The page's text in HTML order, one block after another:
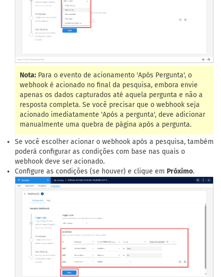
Nota: Para o evento de acionamento 'Após Pergunta', o
webhook é acionado no final da pesquisa, embora envie
apenas os dados capturados até aquela pergunta e não a
resposta completa. Se você precisar que o webhook seja
acionado imediatamente 'Após a pergunta', deve adicionar
manualmente uma quebra de página após a pergunta.
Se você escolher acionar o webhook após a pesquisa, também
poderá configurar as condições com base nas quais o
webhook deve ser acionado.
Configure as condições (se houver) e clique em Próximo.